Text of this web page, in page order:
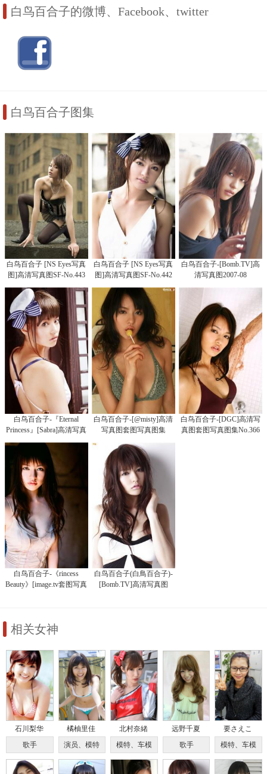
白鸟百合子的微博、Facebook、twitter
白鸟百合子图集
白鸟百合子 [NS Eyes写真
图]高清写真图SF-No.443
白鸟百合子 [NS Eyes写真
图]高清写真图SF-No.442
白鸟百合子-[Bomb.TV]高
清写真图2007-08
白鸟百合子-『Eternal
Princess』[Sabra]高清写真
白鸟百合子-[@misty]高清
写真图套图写真图集
白鸟百合子-[DGC]高清写
真图套图写真图集No.366
白鸟百合子-《rincess
Beauty》[image.tv套图写真
白鸟百合子(白鳥百合子)-
[Bomb.TV]高清写真图
相关女神
石川梨华
歌手
橘柚里佳
演员、模特
北村奈緒
模特、车模
远野千夏
歌手
要さえこ
模特、车模